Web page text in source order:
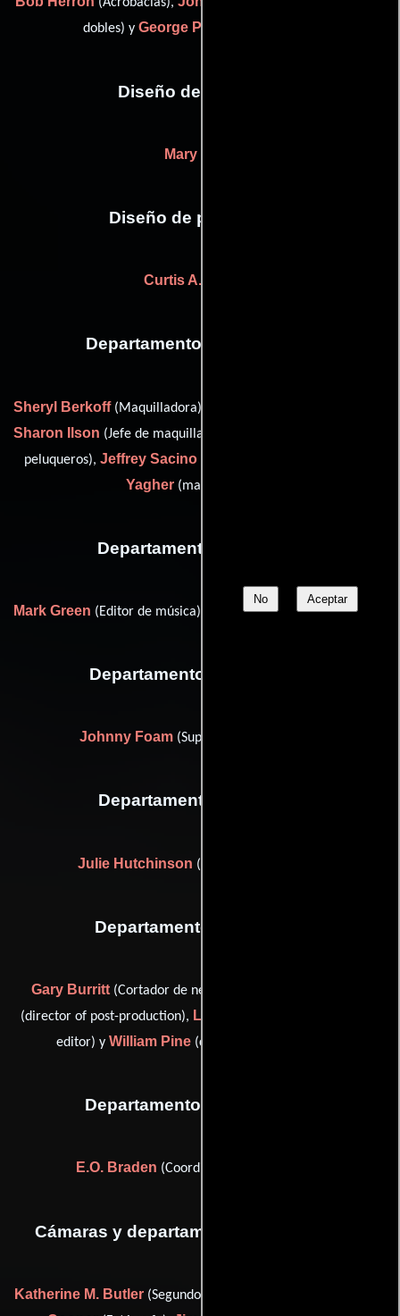
No Aceptar
(Acrobacias),
dobles) y George P. Wilbur
Diseño de vestuario
Mary Rose
Diseño de producción
Curtis A. Schnell
Departamento de maquillaje
Sheryl Berkoff(Maquilladora),
Sharon Ilson (Jefe de maquillaje),
peluqueros), Jeffrey Sacino
Yagher (makeup effects)
Departamento de musica
Mark Green (Editor de música) y William Ross(Orquestador)
Departamento de vestuario
Johnny Foam(Supervisor de vestuario)
Departamento de reparto
Julie Hutchinson (Ayudante de casting)
Departamento de editorial
Gary Burritt(Cortador de negativos),
(director of post-production), Lou Lombardo
editor) y William Pine(color timer (as Bill Pine))
Departamento de transporte
E.O. Braden (Coordinador de transporte)
Cámaras y departamento de electricidad
Katherine M. Butler(Segundo asistente de cámara),